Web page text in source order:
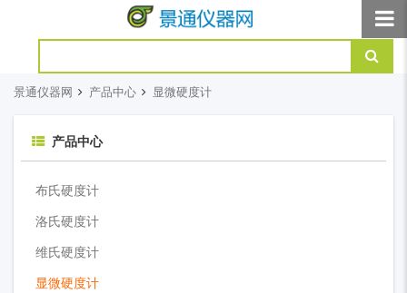
景通仪器网 产品中心 显微硬度计
产品中心
布氏硬度计
洛氏硬度计
维氏硬度计
显微硬度计